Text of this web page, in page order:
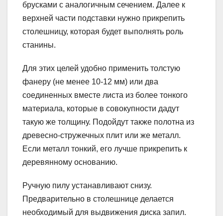
брусками с аналогичным сечением. Далее к
верхней части подставки нужно прикрепить
столешницу, которая будет выполнять роль
станины.
Для этих целей удобно применить толстую
фанеру (не менее 10-12 мм) или два
соединенных вместе листа из более тонкого
материала, которые в совокупности дадут
такую же толщину. Подойдут также полотна из
древесно-стружечных плит или же металл.
Если металл тонкий, его лучше прикрепить к
деревянному основанию.
Ручную пилу устанавливают снизу.
Предварительно в столешнице делается
необходимый для выдвижения диска запил.